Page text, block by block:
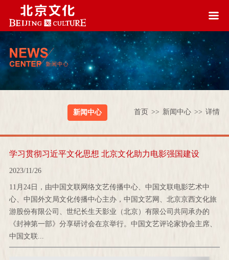
新闻中心 首页 >> 新闻中心 >> 详情
学习贯彻习近平文化思想 北京文化助力电影强国建设
2023/11/26
11月24日，由中国文联网络文艺传播中心、中国文联电影艺术中
心、中国外文局文化传播中心主办，中国文艺网、北京京西文化旅
游股份有限公司、世纪长生天影业（北京）有限公司共同承办的
《封神第一部》分享研讨会在京举行。中国文艺评论家协会主席、
中国文联...